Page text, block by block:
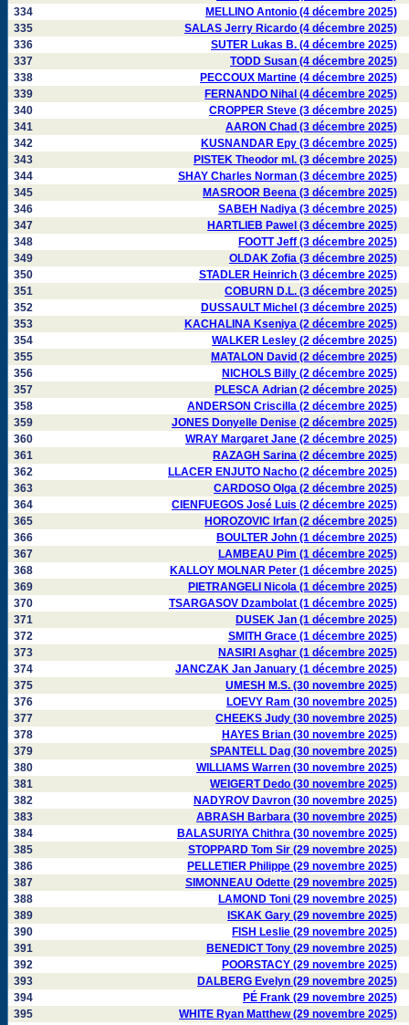
334
MELLINO Antonio (4 décembre 2025)
335
SALAS Jerry Ricardo (4 décembre 2025)
336
SUTER Lukas B. (4 décembre 2025)
337
TODD Susan (4 décembre 2025)
338
PECCOUX Martine (4 décembre 2025)
339
FERNANDO Nihal (4 décembre 2025)
340
CROPPER Steve (3 décembre 2025)
341
AARON Chad (3 décembre 2025)
342
KUSNANDAR Epy (3 décembre 2025)
343
PISTEK Theodor ml. (3 décembre 2025)
344
SHAY Charles Norman (3 décembre 2025)
345
MASROOR Beena (3 décembre 2025)
346
SABEH Nadiya (3 décembre 2025)
347
HARTLIEB Pawel (3 décembre 2025)
348
FOOTT Jeff (3 décembre 2025)
349
OLDAK Zofia (3 décembre 2025)
350
STADLER Heinrich (3 décembre 2025)
351
COBURN D.L. (3 décembre 2025)
352
DUSSAULT Michel (3 décembre 2025)
353
KACHALINA Kseniya (2 décembre 2025)
354
WALKER Lesley (2 décembre 2025)
355
MATALON David (2 décembre 2025)
356
NICHOLS Billy (2 décembre 2025)
357
PLESCA Adrian (2 décembre 2025)
358
ANDERSON Criscilla (2 décembre 2025)
359
JONES Donyelle Denise (2 décembre 2025)
360
WRAY Margaret Jane (2 décembre 2025)
361
RAZAGH Sarina (2 décembre 2025)
362
LLACER ENJUTO Nacho (2 décembre 2025)
363
CARDOSO Olga (2 décembre 2025)
364
CIENFUEGOS José Luis (2 décembre 2025)
365
HOROZOVIC Irfan (2 décembre 2025)
366
BOULTER John (1 décembre 2025)
367
LAMBEAU Pim (1 décembre 2025)
368
KALLOY MOLNAR Peter (1 décembre 2025)
369
PIETRANGELI Nicola (1 décembre 2025)
370
TSARGASOV Dzambolat (1 décembre 2025)
371
DUSEK Jan (1 décembre 2025)
372
SMITH Grace (1 décembre 2025)
373
NASIRI Asghar (1 décembre 2025)
374
JANCZAK Jan January (1 décembre 2025)
375
UMESH M.S. (30 novembre 2025)
376
LOEVY Ram (30 novembre 2025)
377
CHEEKS Judy (30 novembre 2025)
378
HAYES Brian (30 novembre 2025)
379
SPANTELL Dag (30 novembre 2025)
380
WILLIAMS Warren (30 novembre 2025)
381
WEIGERT Dedo (30 novembre 2025)
382
NADYROV Davron (30 novembre 2025)
383
ABRASH Barbara (30 novembre 2025)
384
BALASURIYA Chithra (30 novembre 2025)
385
STOPPARD Tom Sir (29 novembre 2025)
386
PELLETIER Philippe (29 novembre 2025)
387
SIMONNEAU Odette (29 novembre 2025)
388
LAMOND Toni (29 novembre 2025)
389
ISKAK Gary (29 novembre 2025)
390
FISH Leslie (29 novembre 2025)
391
BENEDICT Tony (29 novembre 2025)
392
POORSTACY (29 novembre 2025)
393
DALBERG Evelyn (29 novembre 2025)
394
PÉ Frank (29 novembre 2025)
395
WHITE Ryan Matthew (29 novembre 2025)